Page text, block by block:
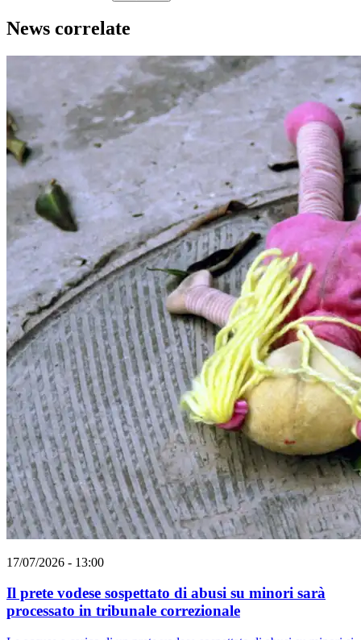
News correlate
17/07/2026 - 13:00
Il prete vodese sospettato di abusi su minori sarà
processato in tribunale correzionale